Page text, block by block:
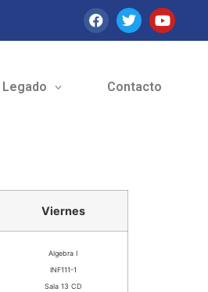
Legado Contacto
Viernes
Algebra I
INF111-1
Sala 13 CD